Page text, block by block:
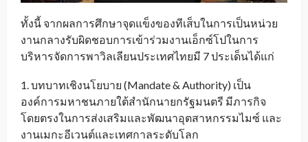
ทั้งนี้ จากผลการศึกษาจุดแข็งของทีเส็บในการเป็นหน่วย
งานกลางรับผิดชอบการเข้าร่วมงานเอ็กซ์โปในการ
บริหารจัดการพาวิลเลียนประเทศไทยมี 7 ประเด็นได้แก่
1. บทบาทเชิงนโยบาย (Mandate & Authority) เป็น
องค์การมหาชนภายใต้สำนักนายกรัฐมนตรี มีภารกิจ
โดยตรงในการส่งเสริมและพัฒนาอุตสาหกรรมไมซ์ และ
งานเมกะอีเวนต์และเทศกาลระดับโลก